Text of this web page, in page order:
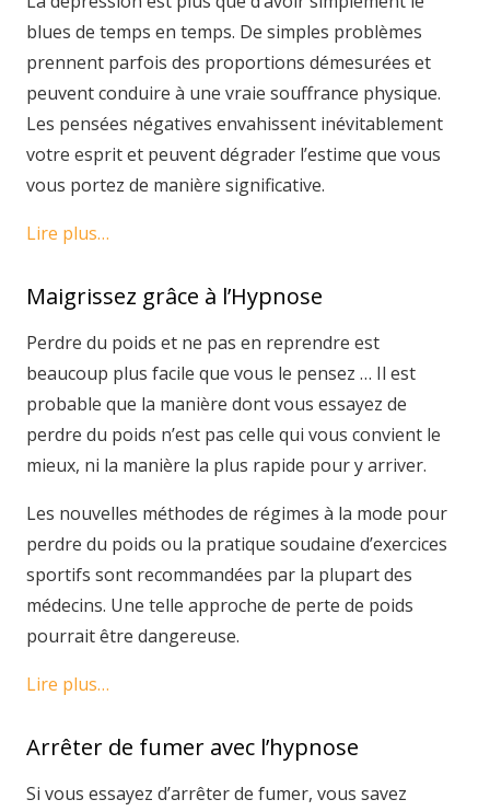
blues de temps en temps. De simples problèmes
prennent parfois des proportions démesurées et
peuvent conduire à une vraie souffrance physique.
Les pensées négatives envahissent inévitablement
votre esprit et peuvent dégrader l’estime que vous
vous portez de manière significative.
Lire plus…
Maigrissez grâce à l’Hypnose
Perdre du poids et ne pas en reprendre est
beaucoup plus facile que vous le pensez … Il est
probable que la manière dont vous essayez de
perdre du poids n’est pas celle qui vous convient le
mieux, ni la manière la plus rapide pour y arriver.
Les nouvelles méthodes de régimes à la mode pour
perdre du poids ou la pratique soudaine d’exercices
sportifs sont recommandées par la plupart des
médecins. Une telle approche de perte de poids
pourrait être dangereuse.
Lire plus…
Arrêter de fumer avec l’hypnose
Si vous essayez d’arrêter de fumer, vous savez